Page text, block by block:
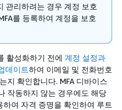
관리하려는 경우 계정 보호
를 등록하여 계정을 보호
활성화하기 전에 계정 설정과
데이트하여 이메일 및 전화번호
지 확인합니다. MFA 디바이스
작동하지 않는 경우에도 해당
여 자격 증명을 확인하여 루트